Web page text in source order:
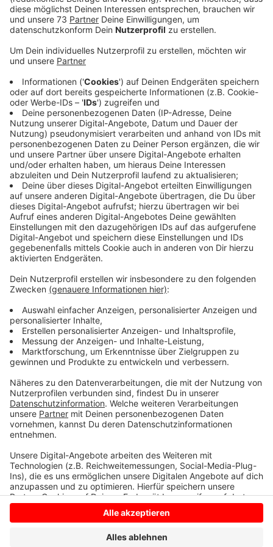
Täter flüchtig
Anzeige
Erst ließen sie sich am frühen Sonntagmorgen (20.02.)
im Taxi von Bocholt nach Anholt bringen, dann raubten
sie die Taxi-Fahrerin aus. Dabei hielt einer der beiden
Männer die Frau mit beiden Händen von hinten am Hals
fest. Die Täter waren etwa 17 bis 19 Jahre alt und
stiegen an der Bushaltestelle Adolf-Donders-Straße
aus. Einer der beiden Täter war circa 1,75 Meter groß,
schlank, hatte schwarze nach oben gegelte Haare,
seitlich kurz, war komplett schwarz gekleidet. Der
zweite Täter war circa 1,70 Meter groß, schlank, hatte
dunkelblonde Haare, bekleidet mit einer Jacke, die
Kapuze. Beide Männer sprachen akzentfrei deutsch.
Woche vorher, am 13. Februar. Die Kripo Bocholt bittet
um Hinweise.
Anzeige
Anzeige